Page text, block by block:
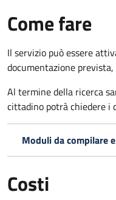
Come fare
Il servizio può essere
documentazione
Al termine della ricerca
cittadino potrà chiedere i
Moduli da compilare
Costi